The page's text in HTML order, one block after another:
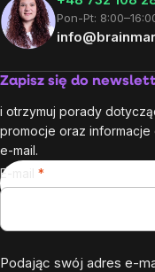
Pon-Pt:
Zapisz się do
i otrzymuj porady
promocje oraz
e-mail.
E-mail
Podając swój adres e-